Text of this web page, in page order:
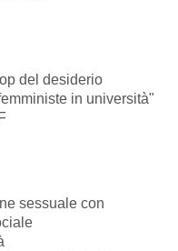
del desiderio
in università"
sessuale con